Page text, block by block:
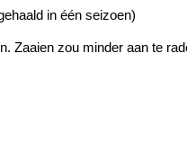
in één seizoen)
Zaaien zou minder aan te